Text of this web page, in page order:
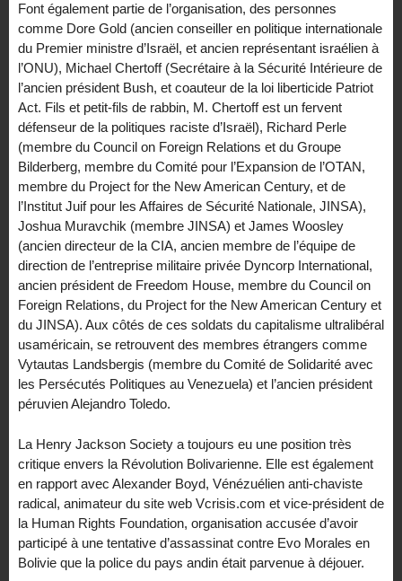
Font également partie de l’organisation, des personnes
comme Dore Gold (ancien conseiller en politique internationale
du Premier ministre d’Israël, et ancien représentant israélien à
l’ONU), Michael Chertoff (Secrétaire à la Sécurité Intérieure de
l’ancien président Bush, et coauteur de la loi liberticide Patriot
Act. Fils et petit-fils de rabbin, M. Chertoff est un fervent
défenseur de la politiques raciste d’Israël), Richard Perle
(membre du Council on Foreign Relations et du Groupe
Bilderberg, membre du Comité pour l’Expansion de l’OTAN,
membre du Project for the New American Century, et de
l’Institut Juif pour les Affaires de Sécurité Nationale, JINSA),
Joshua Muravchik (membre JINSA) et James Woosley
(ancien directeur de la CIA, ancien membre de l’équipe de
direction de l’entreprise militaire privée Dyncorp International,
ancien président de Freedom House, membre du Council on
Foreign Relations, du Project for the New American Century et
du JINSA). Aux côtés de ces soldats du capitalisme ultralibéral
usaméricain, se retrouvent des membres étrangers comme
Vytautas Landsbergis (membre du Comité de Solidarité avec
les Persécutés Politiques au Venezuela) et l’ancien président
péruvien Alejandro Toledo.
La Henry Jackson Society a toujours eu une position très
critique envers la Révolution Bolivarienne. Elle est également
en rapport avec Alexander Boyd, Vénézuélien anti-chaviste
radical, animateur du site web Vcrisis.com et vice-président de
la Human Rights Foundation, organisation accusée d’avoir
participé à une tentative d’assassinat contre Evo Morales en
Bolivie que la police du pays andin était parvenue à déjouer.